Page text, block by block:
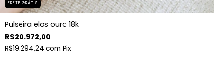
FRETE GRÁTIS
Pulseira elos ouro 18k
R$20.972,00
R$19.294,24 com Pix